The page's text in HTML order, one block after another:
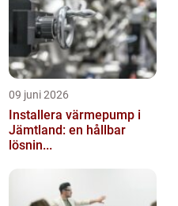
09 juni 2026
Installera värmepump i
Jämtland: en hållbar
lösnin...